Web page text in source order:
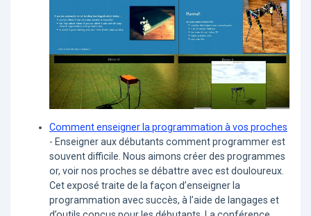
Comment enseigner la programmation à vos proches
- Enseigner aux débutants comment programmer est
souvent difficile. Nous aimons créer des programmes
or, voir nos proches se débattre avec est douloureux.
Cet exposé traite de la façon d’enseigner la
programmation avec succès, à l’aide de langages et